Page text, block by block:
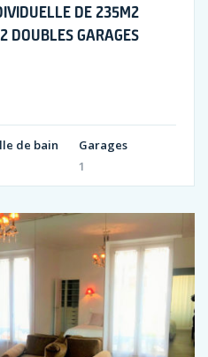
DE 235M2
DOUBLES GARAGES
de bain
Garages
1